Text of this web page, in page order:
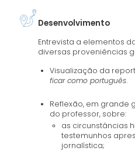
Desenvolvimento
Entrevista a elementos
diversas proveniências
Visualização da
ficar como português.
Reflexão, em grande
do professor, sobre:
as circunstâncias
testemunhos
jornalística;